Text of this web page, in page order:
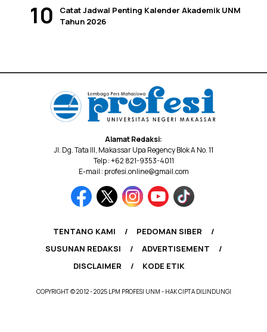
Catat Jadwal Penting Kalender Akademik UNM
Tahun 2026
Alamat Redaksi:
Jl. Dg. Tata III, Makassar Upa Regency Blok A No. 11
Telp : +62 821-9353-4011
E-mail : profesi.online@gmail.com
TENTANG KAMI
PEDOMAN SIBER
SUSUNAN REDAKSI
ADVERTISEMENT
DISCLAIMER
KODE ETIK
COPYRIGHT © 2012 - 2025 LPM PROFESI UNM - HAK CIPTA DILINDUNGI